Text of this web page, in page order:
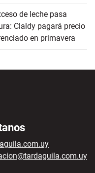
de leche pasa
Claldy pagará precio
en primavera